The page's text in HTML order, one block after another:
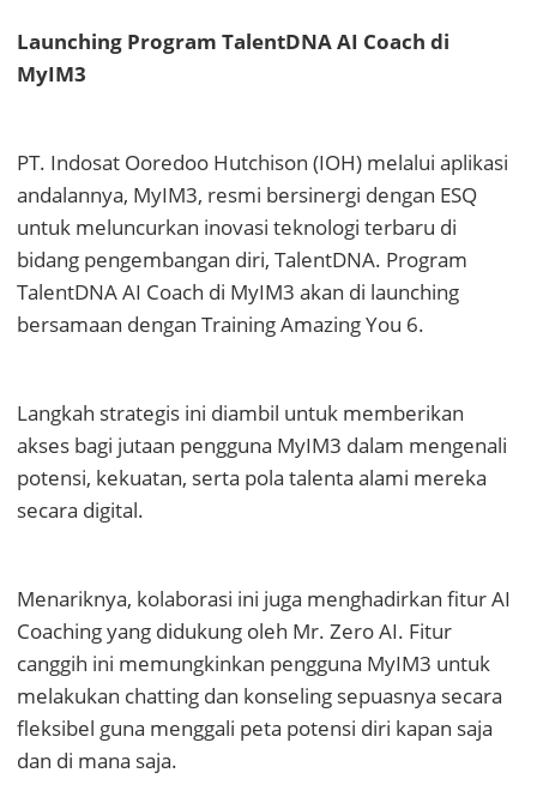
Launching Program TalentDNA AI Coach di
MyIM3
PT. Indosat Ooredoo Hutchison (IOH) melalui aplikasi
andalannya, MyIM3, resmi bersinergi dengan ESQ
untuk meluncurkan inovasi teknologi terbaru di
bidang pengembangan diri, TalentDNA. Program
TalentDNA AI Coach di MyIM3 akan di launching
bersamaan dengan Training Amazing You 6.
Langkah strategis ini diambil untuk memberikan
akses bagi jutaan pengguna MyIM3 dalam mengenali
potensi, kekuatan, serta pola talenta alami mereka
secara digital.
Menariknya, kolaborasi ini juga menghadirkan fitur AI
Coaching yang didukung oleh Mr. Zero AI. Fitur
canggih ini memungkinkan pengguna MyIM3 untuk
melakukan chatting dan konseling sepuasnya secara
fleksibel guna menggali peta potensi diri kapan saja
dan di mana saja.